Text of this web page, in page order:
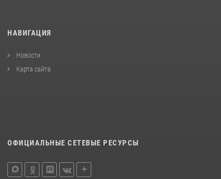
НАВИГАЦИЯ
Новости
Карта сайта
ОФИЦИАЛЬНЫЕ СЕТЕВЫЕ РЕСУРСЫ